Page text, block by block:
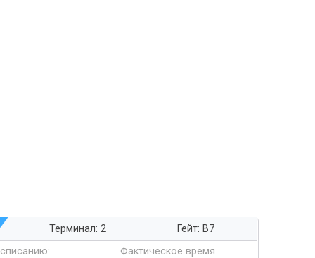
Терминал: 2
Гейт: B7
Фактическое время